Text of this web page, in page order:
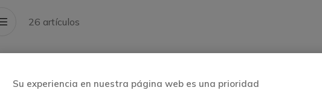
Lista 26 artículos
Su experiencia en nuestra página web es una prioridad